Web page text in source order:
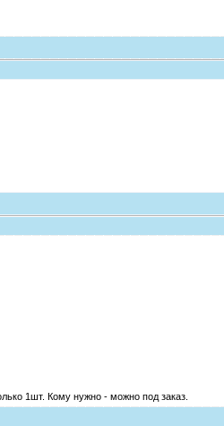
1шт. Кому нужно - можно под заказ.